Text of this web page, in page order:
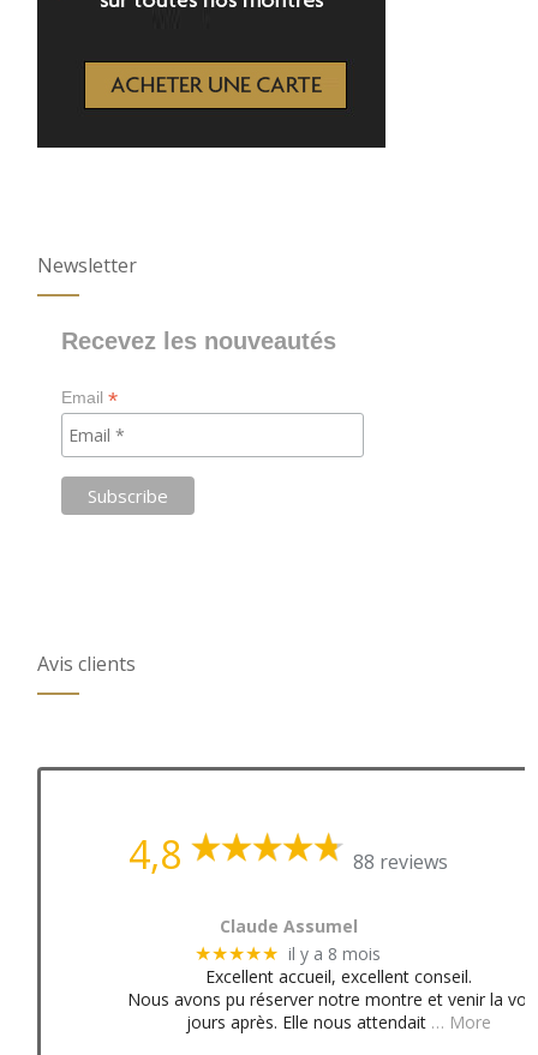
Newsletter
Recevez les nouveautés
Email*
Avis clients
4,8 88 reviews
Claude Assumel
★★★★★ il y a 8 mois
Excellent accueil, excellent conseil.
Nous avons pu réserver notre montre et venir la
jours après. Elle nous attendait … More